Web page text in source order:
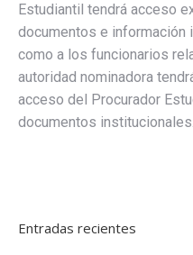
Estudiantil tendrá acceso
documentos e información
como a los funcionarios
autoridad nominadora
acceso del Procurador
documentos institucionales.
Entradas recientes